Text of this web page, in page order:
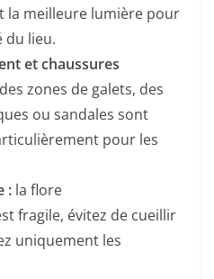
la meilleure lumière pour
du lieu.
et chaussures
zones de galets, des
ou sandales sont
pour les
: la flore
fragile, évitez de cueillir
uniquement les